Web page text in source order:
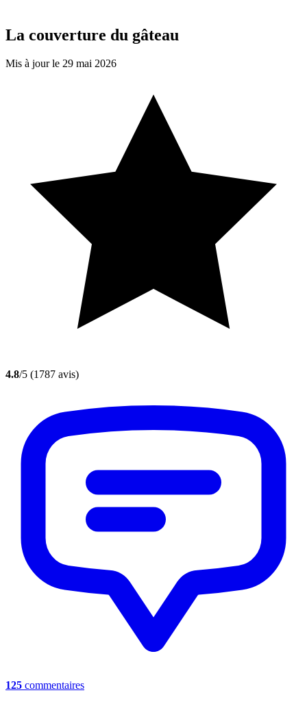
La couverture du gâteau
Mis à jour le 29 mai 2026
4.8/5 (1787 avis)
125 commentaires